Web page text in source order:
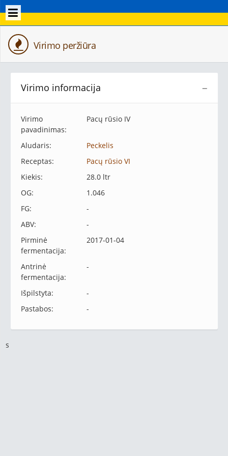
Virimo peržiūra
−
Virimo informacija
Virimo
pavadinimas:
Pacų rūsio IV
Aludaris:
Peckelis
Receptas:
Pacų rūsio VI
Kiekis:
28.0 ltr
OG:
1.046
FG:
-
ABV:
-
Pirminė
fermentacija:
2017-01-04
Antrinė
fermentacija:
-
Išpilstyta:
-
Pastabos:
-
s